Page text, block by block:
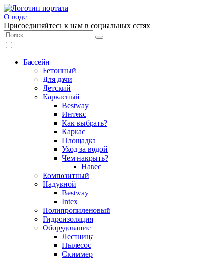
О воде
Присоединяйтесь к нам в социальных сетях
Бассейн
Бетонный
Для дачи
Детский
Каркасный
Bestway
Интекс
Как выбрать?
Каркас
Площадка
Уход за водой
Чем накрыть?
Навес
Композитный
Надувной
Bestway
Intex
Полипропиленовый
Гидроизоляция
Оборудование
Лестница
Пылесос
Скиммер